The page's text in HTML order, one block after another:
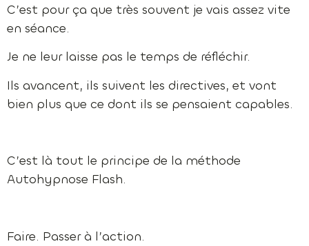
C’est pour ça que très souvent je vais assez vite
en séance.
Je ne leur laisse pas le temps de réfléchir.
Ils avancent, ils suivent les directives, et vont
bien plus que ce dont ils se pensaient capables.
C’est là tout le principe de la méthode
Autohypnose Flash.
Faire. Passer à l’action.